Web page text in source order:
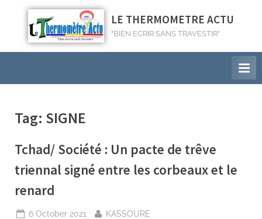
LE THERMOMETRE ACTU
"BIEN ECRIR SANS TRAVESTIR"
Tag: SIGNE
Tchad/ Société : Un pacte de trêve
triennal signé entre les corbeaux et le
renard
6 October 2021 KASSOURE